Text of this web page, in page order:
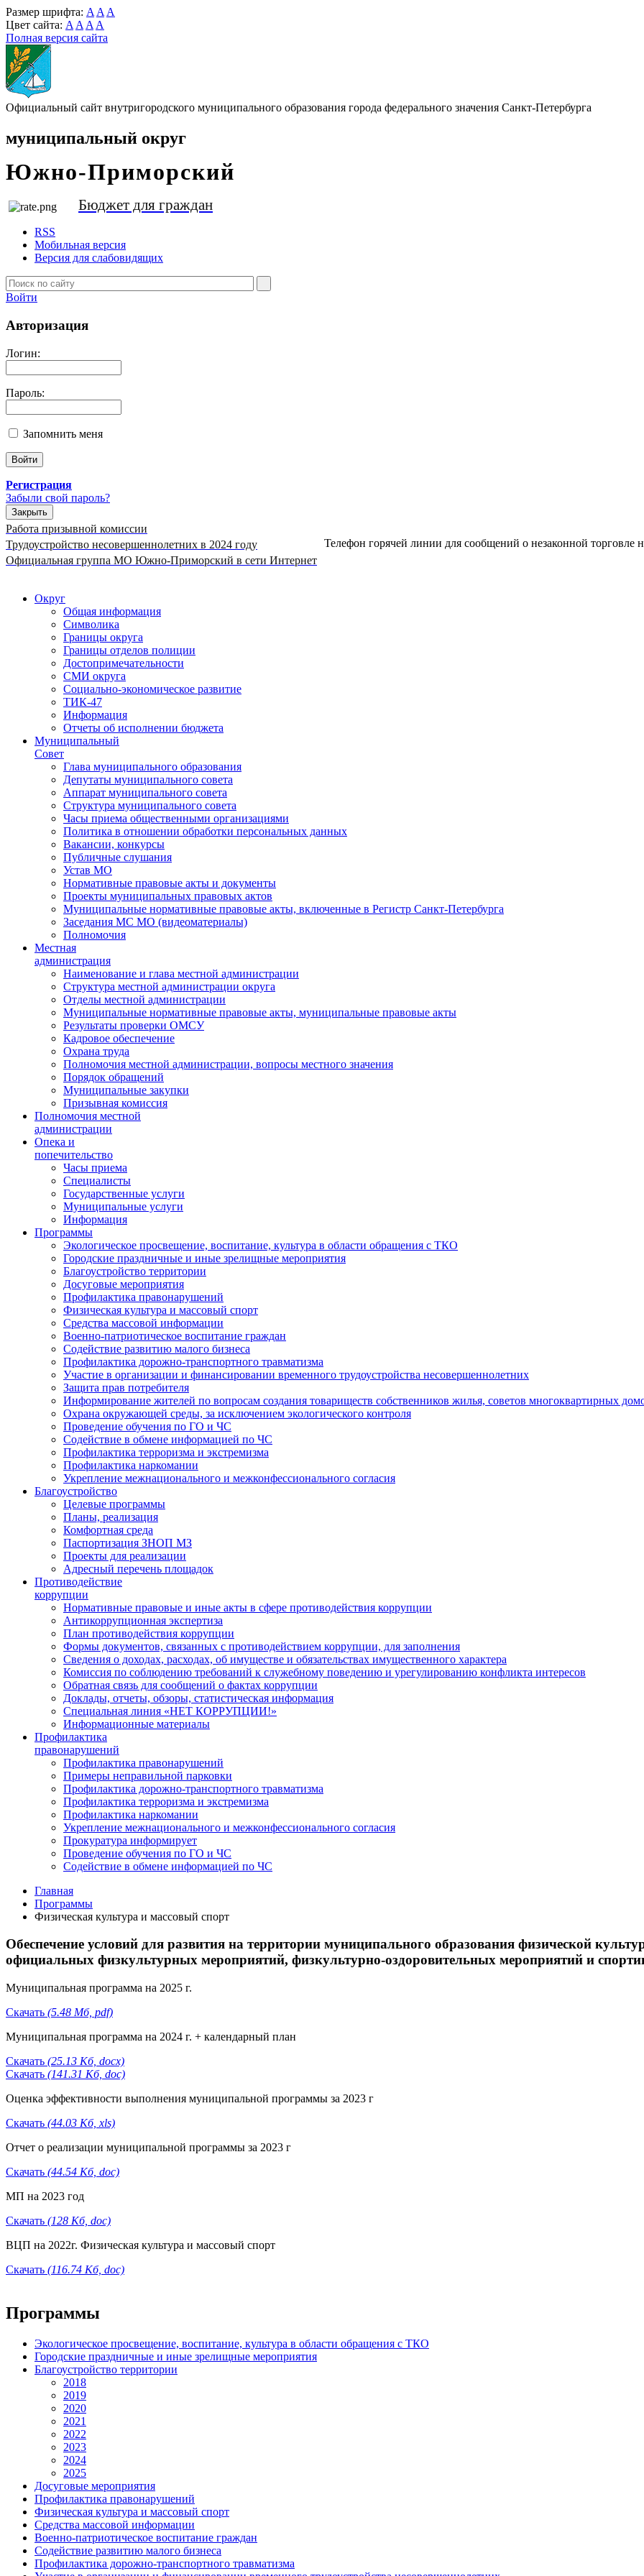
Размер шрифта: A A A
Цвет сайта: A A A A
Полная версия сайта
Официальный сайт внутригородского муниципального образования города федерального значения Санкт-Петербурга
муниципальный округ
Южно-Приморский
Бюджет для граждан
RSS
Мобильная версия
Версия для слабовидящих
Войти
Авторизация
Логин:
Пароль:
Запомнить меня
Регистрация
Забыли свой пароль?
Закрыть
Работа призывной комиссии
Трудоустройство несовершеннолетних в 2024 году
Официальная группа МО Южно-Приморский в сети Интернет
Телефон горячей линии для сообщений о незаконной торговле
Округ
Общая информация
Символика
Границы округа
Границы отделов полиции
Достопримечательности
СМИ округа
Социально-экономическое развитие
ТИК-47
Информация
Отчеты об исполнении бюджета
Муниципальный
Совет
Глава муниципального образования
Депутаты муниципального совета
Аппарат муниципального совета
Структура муниципального совета
Часы приема общественными организациями
Политика в отношении обработки персональных данных
Вакансии, конкурсы
Публичные слушания
Устав МО
Нормативные правовые акты и документы
Проекты муниципальных правовых актов
Муниципальные нормативные правовые акты, включенные в Регистр Санкт-Петербурга
Заседания МС МО (видеоматериалы)
Полномочия
Местная
администрация
Наименование и глава местной администрации
Структура местной администрации округа
Отделы местной администрации
Муниципальные нормативные правовые акты, муниципальные правовые акты
Результаты проверки ОМСУ
Кадровое обеспечение
Охрана труда
Полномочия местной администрации, вопросы местного значения
Порядок обращений
Муниципальные закупки
Призывная комиссия
Полномочия местной
администрации
Опека и
попечительство
Часы приема
Специалисты
Государственные услуги
Муниципальные услуги
Информация
Программы
Экологическое просвещение, воспитание, культура в области обращения с ТКО
Городские праздничные и иные зрелищные мероприятия
Благоустройство территории
Досуговые мероприятия
Профилактика правонарушений
Физическая культура и массовый спорт
Средства массовой информации
Военно-патриотическое воспитание граждан
Содействие развитию малого бизнеса
Профилактика дорожно-транспортного травматизма
Участие в организации и финансировании временного трудоустройства несовершеннолетних
Защита прав потребителя
Информирование жителей по вопросам создания товариществ собственников жилья, советов многоквартирных
Охрана окружающей среды, за исключением экологического контроля
Проведение обучения по ГО и ЧС
Содействие в обмене информацией по ЧС
Профилактика терроризма и экстремизма
Профилактика наркомании
Укрепление межнационального и межконфессионального согласия
Благоустройство
Целевые программы
Планы, реализация
Комфортная среда
Паспортизация ЗНОП МЗ
Проекты для реализации
Адресный перечень площадок
Противодействие
коррупции
Нормативные правовые и иные акты в сфере противодействия коррупции
Антикоррупционная экспертиза
План противодействия коррупции
Формы документов, связанных с противодействием коррупции, для заполнения
Сведения о доходах, расходах, об имуществе и обязательствах имущественного характера
Комиссия по соблюдению требований к служебному поведению и урегулированию конфликта интересов
Обратная связь для сообщений о фактах коррупции
Доклады, отчеты, обзоры, статистическая информация
Специальная линия «НЕТ КОРРУПЦИИ!»
Информационные материалы
Профилактика
правонарушений
Профилактика правонарушений
Примеры неправильной парковки
Профилактика дорожно-транспортного травматизма
Профилактика терроризма и экстремизма
Профилактика наркомании
Укрепление межнационального и межконфессионального согласия
Прокуратура информирует
Проведение обучения по ГО и ЧС
Содействие в обмене информацией по ЧС
Главная
Программы
Физическая культура и массовый спорт
Обеспечение условий для развития на территории муниципального образования физической
официальных физкультурных мероприятий, физкультурно-оздоровительных мероприятий и
Муниципальная программа на 2025 г.
Скачать (5.48 Мб, pdf)
Муниципальная программа на 2024 г. + календарный план
Скачать (25.13 Кб, docx)
Скачать (141.31 Кб, doc)
Оценка эффективности выполнения муниципальной программы за 2023 г
Скачать (44.03 Кб, xls)
Отчет о реализации муниципальной программы за 2023 г
Скачать (44.54 Кб, doc)
МП на 2023 год
Скачать (128 Кб, doc)
ВЦП на 2022г. Физическая культура и массовый спорт
Скачать (116.74 Кб, doc)
Программы
Экологическое просвещение, воспитание, культура в области обращения с ТКО
Городские праздничные и иные зрелищные мероприятия
Благоустройство территории
2018
2019
2020
2021
2022
2023
2024
2025
Досуговые мероприятия
Профилактика правонарушений
Физическая культура и массовый спорт
Средства массовой информации
Военно-патриотическое воспитание граждан
Содействие развитию малого бизнеса
Профилактика дорожно-транспортного травматизма